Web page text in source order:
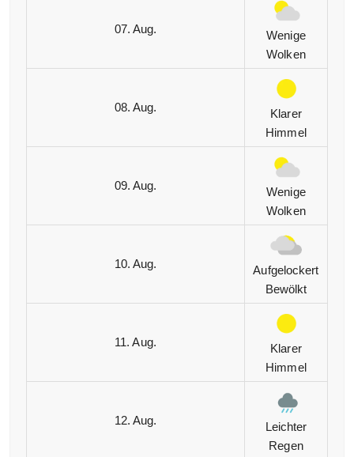
07. Aug.
Wenige
Wolken
08. Aug.
Klarer
Himmel
09. Aug.
Wenige
Wolken
10. Aug.
Aufgelockert
Bewölkt
11. Aug.
Klarer
Himmel
12. Aug.
Leichter
Regen